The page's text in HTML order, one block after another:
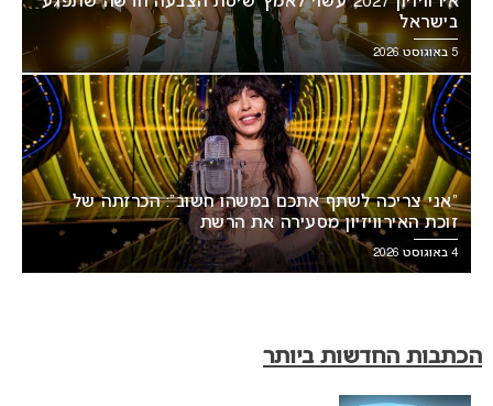
בישראל
5 באוגוסט 2026
“אני צריכה לשתף אתכם במשהו חשוב”: הכרזתה של
זוכת האירוויזיון מסעירה את הרשת
4 באוגוסט 2026
הכתבות החדשות ביותר